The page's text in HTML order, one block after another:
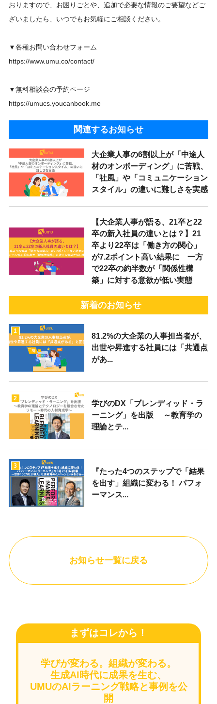
おりますので、お困りごとや、追加で必要な情報のご要望などご
ざいましたら、いつでもお気軽にご相談ください。
▼各種お問い合わせフォーム
https://www.umu.co/contact/
▼無料相談会の予約ページ
https://umucs.youcanbook.me
関連するお知らせ
大企業人事の6割以上が「中途人
材のオンボーディング」に苦戦、
「社風」や「コミュニケーション
スタイル」の違いに難しさを実感
【大企業人事が語る、21卒と22
卒の新入社員の違いとは？】21
卒より22卒は「働き方の関心」
が7.2ポイント高い結果に 一方
で22卒の約半数が「関係性構
築」に対する意欲が低い実態
新着のお知らせ
1
81.2%の大企業の人事担当者が、
出世や昇進する社員には「共通点
があ...
2
学びのDX「ブレンディッド・ラ
ーニング」を出版 ～教育学の
理論とテ...
3
『たった4つのステップで「結果
を出す」組織に変わる！ パフォ
ーマンス...
お知らせ一覧に戻る
まずはコレから！
学びが変わる。組織が変わる。
生成AI時代に成果を生む、
UMUのAIラーニング戦略と事例を公
開